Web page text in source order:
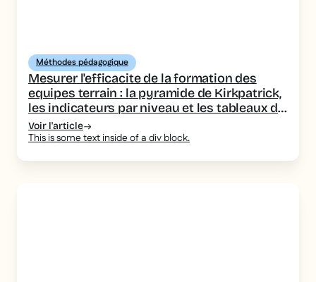
Méthodes pédagogique
Mesurer l'efficacite de la formation des
equipes terrain : la pyramide de Kirkpatrick,
les indicateurs par niveau et les tableaux de
bord a piloter
Voir l'article
This is some text inside of a div block.